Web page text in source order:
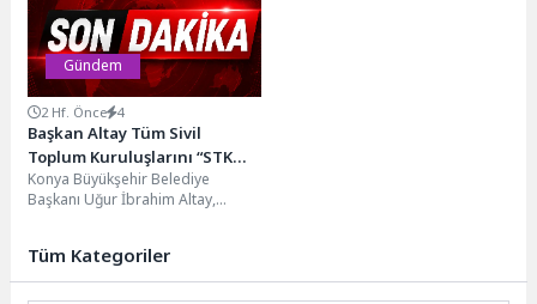
Gündem
2 Hf. Önce 4
Başkan Altay Tüm Sivil
Toplum Kuruluşlarını “STK
Proje Destek Programı”na
Başvurmaya Davet Etti
Konya Büyükşehir Belediye
Başkanı Uğur İbrahim Altay,
sağlamak...
Tüm Kategoriler